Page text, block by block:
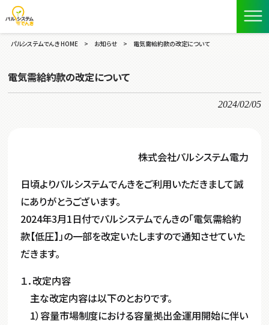
パルシステムでんき HOME > お知らせ > 電気需給約款の改定について
電気需給約款の改定について
2024/02/05
株式会社パルシステム電力
日頃よりパルシステムでんきをご利用いただきまして誠
にありがとうございます。
2024年3月1日付でパルシステムでんきの「電気需給約
款【低圧】」の一部を改定いたしますので通知させていた
だきます。
１．改定内容
主な改定内容は以下のとおりです。
1）容量市場制度における容量拠出金運用開始に伴い